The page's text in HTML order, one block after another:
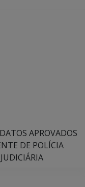
APROVADOS
DE POLÍCIA